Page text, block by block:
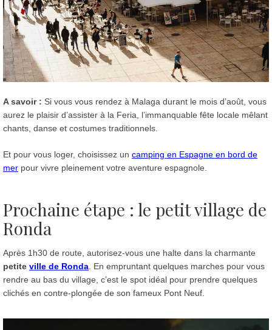
A savoir : Si vous vous rendez à Malaga durant le mois d’août, vous
aurez le plaisir d’assister à la Feria, l’immanquable fête locale mêlant
chants, danse et costumes traditionnels.
Et pour vous loger, choisissez un camping en Espagne en bord de
mer pour vivre pleinement votre aventure espagnole.
Prochaine étape : le petit village de
Ronda
Après 1h30 de route, autorisez-vous une halte dans la charmante
petite ville de Ronda . En empruntant quelques marches pour vous
rendre au bas du village, c’est le spot idéal pour prendre quelques
clichés en contre-plongée de son fameux Pont Neuf.